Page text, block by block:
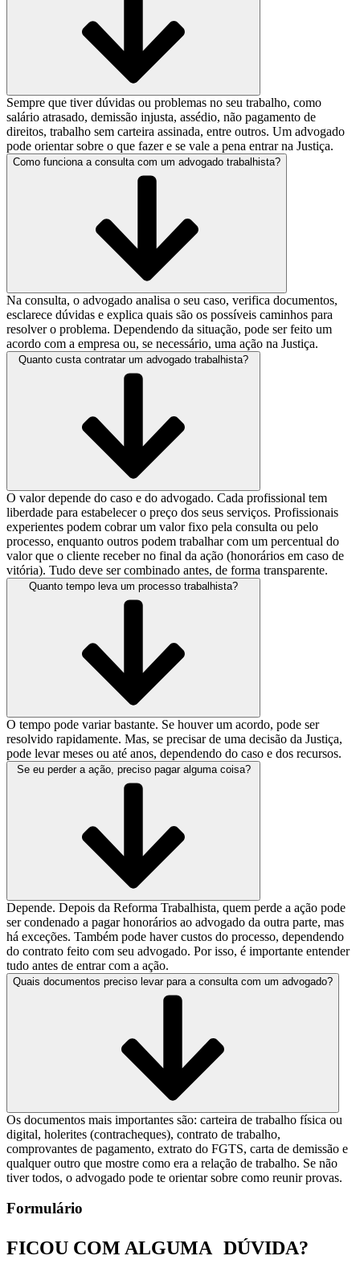
Sempre que tiver dúvidas ou problemas no seu trabalho, como
salário atrasado, demissão injusta, assédio, não pagamento de
direitos, trabalho sem carteira assinada, entre outros. Um advogado
pode orientar sobre o que fazer e se vale a pena entrar na Justiça.
Como funciona a consulta com um advogado trabalhista?
Na consulta, o advogado analisa o seu caso, verifica documentos,
esclarece dúvidas e explica quais são os possíveis caminhos para
resolver o problema. Dependendo da situação, pode ser feito um
acordo com a empresa ou, se necessário, uma ação na Justiça.
Quanto custa contratar um advogado trabalhista?
O valor depende do caso e do advogado. Cada profissional tem
liberdade para estabelecer o preço dos seus serviços. Profissionais
experientes podem cobrar um valor fixo pela consulta ou pelo
processo, enquanto outros podem trabalhar com um percentual do
valor que o cliente receber no final da ação (honorários em caso de
vitória). Tudo deve ser combinado antes, de forma transparente.
Quanto tempo leva um processo trabalhista?
O tempo pode variar bastante. Se houver um acordo, pode ser
resolvido rapidamente. Mas, se precisar de uma decisão da Justiça,
pode levar meses ou até anos, dependendo do caso e dos recursos.
Se eu perder a ação, preciso pagar alguma coisa?
Depende. Depois da Reforma Trabalhista, quem perde a ação pode
ser condenado a pagar honorários ao advogado da outra parte, mas
há exceções. Também pode haver custos do processo, dependendo
do contrato feito com seu advogado. Por isso, é importante entender
tudo antes de entrar com a ação.
Quais documentos preciso levar para a consulta com um advogado?
Os documentos mais importantes são: carteira de trabalho física ou
digital, holerites (contracheques), contrato de trabalho,
comprovantes de pagamento, extrato do FGTS, carta de demissão e
qualquer outro que mostre como era a relação de trabalho. Se não
tiver todos, o advogado pode te orientar sobre como reunir provas.
Formulário
FICOU COM ALGUMA DÚVIDA?